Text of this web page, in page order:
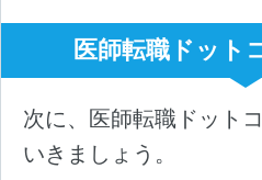
医師転職ドット
次に、医師転職ドット
いきましょう。